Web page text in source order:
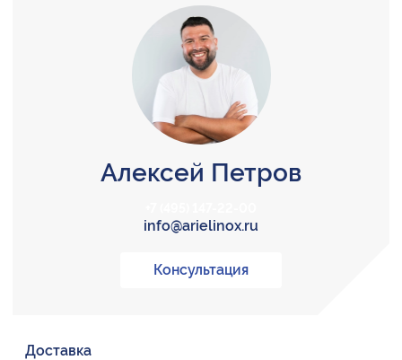
Алексей Петров
info@arielinox.ru
Консультация
Доставка